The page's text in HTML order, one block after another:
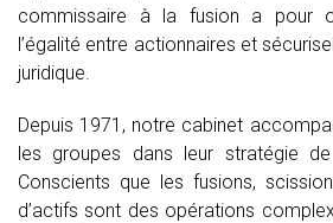
commissaire à la fusion
a pour
l’égalité entre actionnaires et
juridique.
Depuis 1971, notre cabinet
les groupes dans leur stratégie
Conscients que les fusions,
d’actifs sont des opérations